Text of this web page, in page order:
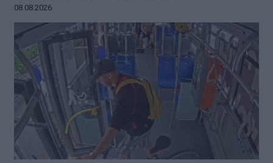
Data dodania galerii:
08.08.2026